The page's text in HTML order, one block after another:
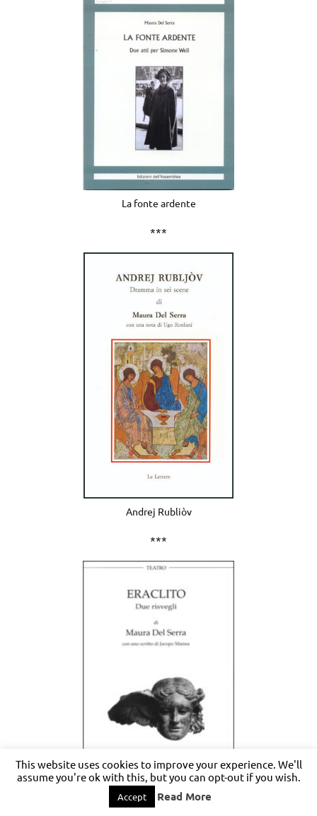
La fonte ardente
***
Andrej Rubliòv
***
Eraclito. Due risvegli
This website uses cookies to improve your experience. We'll
assume you're ok with this, but you can opt-out if you wish.
Accept Read More